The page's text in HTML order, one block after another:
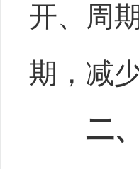
开、周
期，减
二